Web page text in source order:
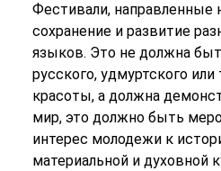
Фестивали, направленные
сохранение и развитие
языков. Это не должна
русского, удмуртского или
красоты, а должна
мир, это должно быть
интерес молодежи к
материальной и духовной